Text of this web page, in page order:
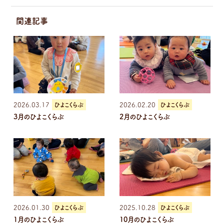
関連記事
2026.03.17 ひよこくらぶ
3月のひよこくらぶ
2026.02.20 ひよこくらぶ
2月のひよこくらぶ
2026.01.30 ひよこくらぶ
1月のひよこくらぶ
2025.10.28 ひよこくらぶ
10月のひよこくらぶ